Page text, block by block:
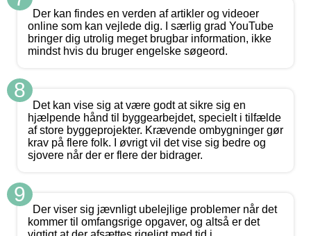
Der kan findes en verden af artikler og videoer
online som kan vejlede dig. I særlig grad YouTube
bringer dig utrolig meget brugbar information, ikke
mindst hvis du bruger engelske søgeord.
8
Det kan vise sig at være godt at sikre sig en
hjælpende hånd til byggearbejdet, specielt i tilfælde
af store byggeprojekter. Krævende ombygninger gør
krav på flere folk. I øvrigt vil det vise sig bedre og
sjovere når der er flere der bidrager.
9
Der viser sig jævnligt ubelejlige problemer når det
kommer til omfangsrige opgaver, og altså er det